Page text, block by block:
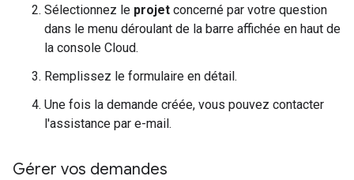
Sélectionnez le projet concerné par votre question
dans le menu déroulant de la barre affichée en haut de
la console Cloud.
Remplissez le formulaire en détail.
Une fois la demande créée, vous pouvez contacter
l'assistance par e-mail.
Gérer vos demandes